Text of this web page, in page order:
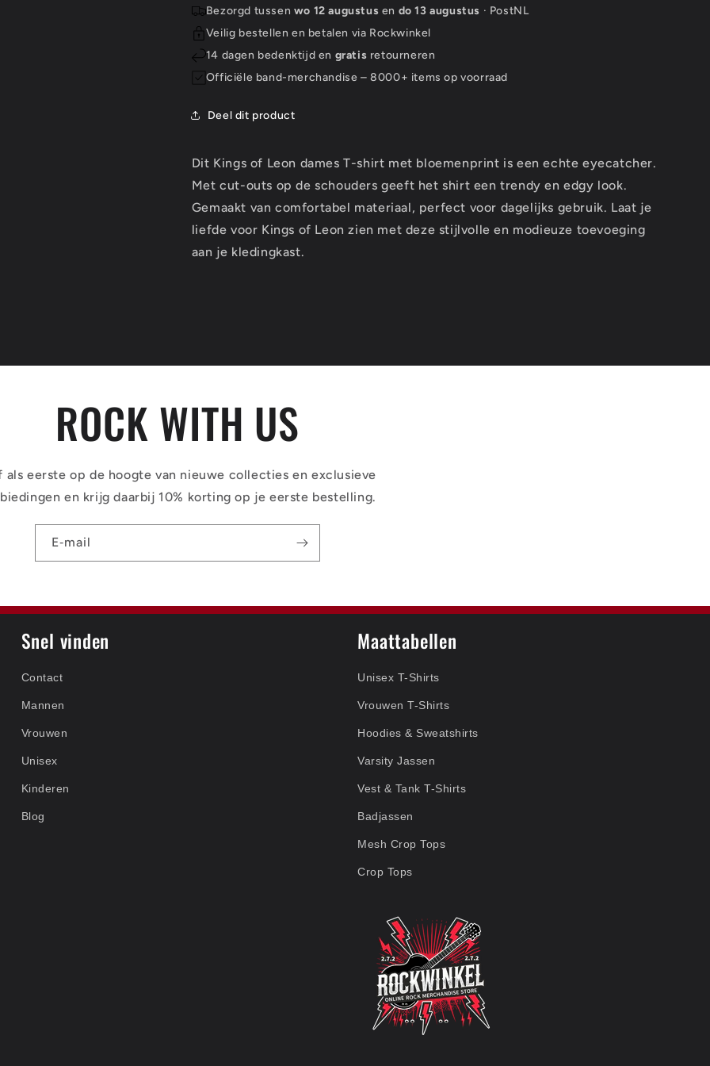
Flowers
(Cut-
outs)
Flowers
(Cut-
outs)
Bezorgd tussen wo 12 augustus en do 13 augustus · PostNL
Veilig bestellen en betalen via Rockwinkel
14 dagen bedenktijd en gratis retourneren
Officiële band-merchandise – 8000+ items op voorraad
Deel dit product
Dit Kings of Leon dames T-shirt met bloemenprint is een echte eyecatcher.
Met cut-outs op de schouders geeft het shirt een trendy en edgy look.
Gemaakt van comfortabel materiaal, perfect voor dagelijks gebruik. Laat je
liefde voor Kings of Leon zien met deze stijlvolle en modieuze toevoeging
aan je kledingkast.
ROCK WITH US
als eerste op de hoogte van nieuwe collecties en exclusieve
en krijg daarbij 10% korting op je eerste bestelling.
E‑mail
Snel vinden
Contact
Mannen
Vrouwen
Unisex
Kinderen
Blog
Maattabellen
Unisex T-Shirts
Vrouwen T-Shirts
Hoodies & Sweatshirts
Varsity Jassen
Vest & Tank T-Shirts
Badjassen
Mesh Crop Tops
Crop Tops